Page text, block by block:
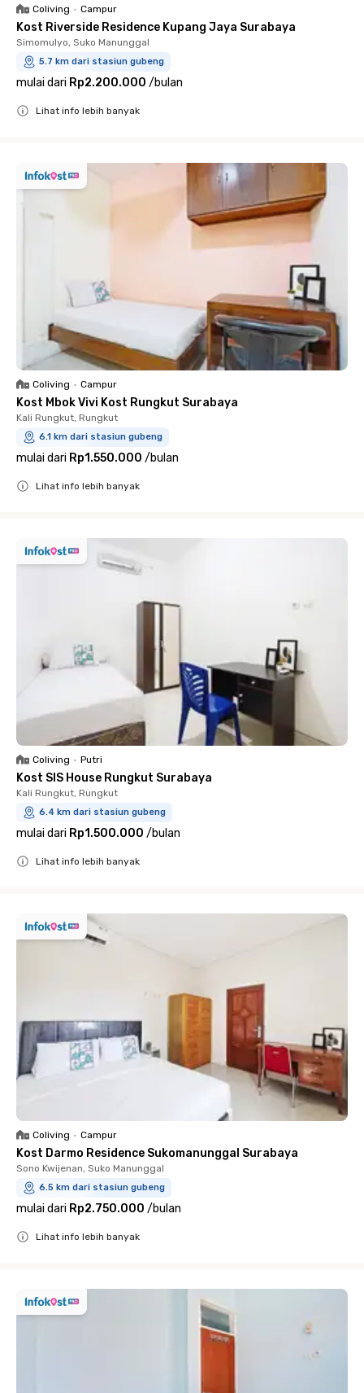
Coliving • Campur
Kost Riverside Residence Kupang Jaya Surabaya
Simomulyo, Suko Manunggal
5.7 km dari stasiun gubeng
mulai dari Rp2.200.000 /bulan
Lihat info lebih banyak
Coliving • Campur
Kost Mbok Vivi Kost Rungkut Surabaya
Kali Rungkut, Rungkut
6.1 km dari stasiun gubeng
mulai dari Rp1.550.000 /bulan
Lihat info lebih banyak
Coliving • Putri
Kost SIS House Rungkut Surabaya
Kali Rungkut, Rungkut
6.4 km dari stasiun gubeng
mulai dari Rp1.500.000 /bulan
Lihat info lebih banyak
Coliving • Campur
Kost Darmo Residence Sukomanunggal Surabaya
Sono Kwijenan, Suko Manunggal
6.5 km dari stasiun gubeng
mulai dari Rp2.750.000 /bulan
Lihat info lebih banyak